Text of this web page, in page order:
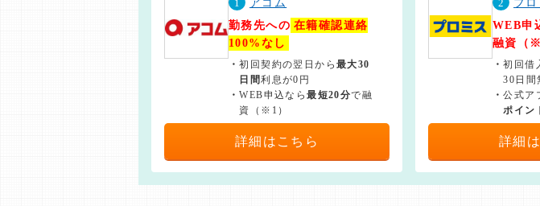
1
アコム
勤務先への 在籍確認連絡
100%なし
・初回契約の翌日から最大30
日間利息が0円
・WEB申込なら最短20分で融
資（※1）
詳細はこちら
2
プロ
WEB申
融資（
・初回借
30日間
・公式ア
ポイン
詳細